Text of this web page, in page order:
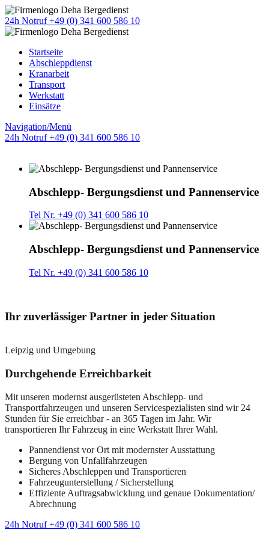
24h Notruf +49 (0) 341 600 586 10
Startseite
Abschleppdienst
Kranarbeit
Transport
Werkstatt
Einsätze
Navigation/Menü
24h Notruf +49 (0) 341 600 586 10
Abschlepp- Bergungsdienst und Pannenservice
Tel Nr. +49 (0) 341 600 586 10
Abschlepp- Bergungsdienst und Pannenservice
Tel Nr. +49 (0) 341 600 586 10
Ihr zuverlässiger Partner in jeder Situation
Leipzig und Umgebung
Durchgehende Erreichbarkeit
Mit unseren modernst ausgerüsteten Abschlepp- und
Transportfahrzeugen und unseren Servicespezialisten sind wir 24
Stunden für Sie erreichbar - an 365 Tagen im Jahr. Wir
transportieren Ihr Fahrzeug in eine Werkstatt Ihrer Wahl.
Pannendienst vor Ort mit modernster Ausstattung
Bergung von Unfallfahrzeugen
Sicheres Abschleppen und Transportieren
Fahrzeugunterstellung / Sicherstellung
Effiziente Auftragsabwicklung und genaue Dokumentation/
Abrechnung
24h Notruf +49 (0) 341 600 586 10